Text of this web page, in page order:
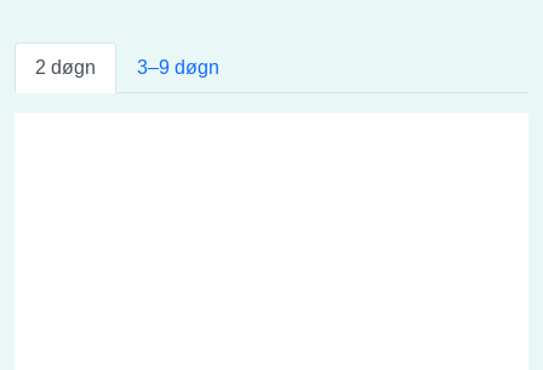
2 døgn 3–9 døgn